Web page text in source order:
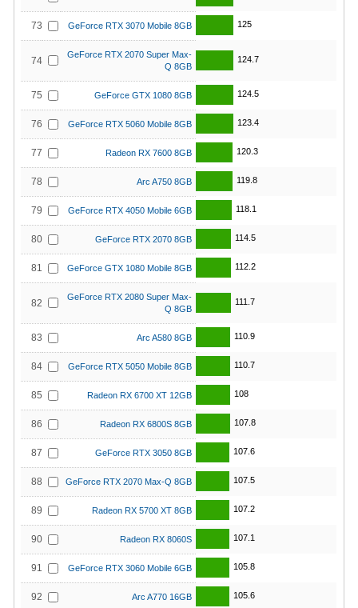
73 GeForce RTX 3070 Mobile 8GB 125
74
GeForce RTX 2070 Super Max-
Q 8GB
124.7
75 GeForce GTX 1080 8GB 124.5
76 GeForce RTX 5060 Mobile 8GB 123.4
77 Radeon RX 7600 8GB 120.3
78 Arc A750 8GB 119.8
79 GeForce RTX 4050 Mobile 6GB 118.1
80 GeForce RTX 2070 8GB 114.5
81 GeForce GTX 1080 Mobile 8GB 112.2
82
GeForce RTX 2080 Super Max-
Q 8GB
111.7
83 Arc A580 8GB 110.9
84 GeForce RTX 5050 Mobile 8GB 110.7
85 Radeon RX 6700 XT 12GB 108
86 Radeon RX 6800S 8GB 107.8
87 GeForce RTX 3050 8GB 107.6
88 GeForce RTX 2070 Max-Q 8GB 107.5
89 Radeon RX 5700 XT 8GB 107.2
90 Radeon RX 8060S 107.1
91 GeForce RTX 3060 Mobile 6GB 105.8
92 Arc A770 16GB 105.6